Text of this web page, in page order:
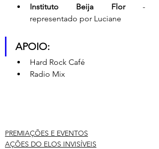
Instituto Beija Flor -
representado por Luciane
APOIO:
Hard Rock Café
Radio Mix
PREMIAÇÕES E EVENTOS
AÇÕES DO ELOS INVISÍVEIS